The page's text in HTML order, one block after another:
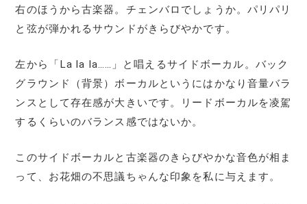
右のほうから古楽器。チェンバロでしょうか。パリパリ
と弦が弾かれるサウンドがきらびやかです。
左から「La la la……」と唱えるサイドボーカル。バック
グラウンド（背景）ボーカルというにはかなり音量バラ
ンスとして存在感が大きいです。リードボーカルを凌駕
するくらいのバランス感ではないか。
このサイドボーカルと古楽器のきらびやかな音色が相ま
って、お花畑の不思議ちゃんな印象を私に与えます。